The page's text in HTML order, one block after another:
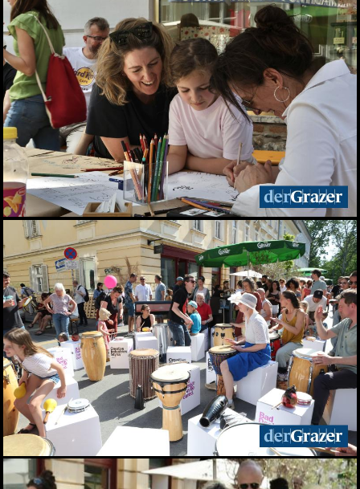
Fun while it lasted -
Augartenfest 2026 fiel ins
Wasser
20.06.2026
Sommercocktail der
Immobilienwirtschaft
2026
19.06.2026
Das vierte Grazer
Marktfest am Lendplatz
19.06.2026
Big Bottle Schaumwein-
Party im Rosengarten des
Parkhotels
08.06.2026
Der Sommer ist da! 28.
Wirtschaftsstammtisch
im San Pietro
02.06.2026
Bitte lächeln! Diese Gäste
durften wir beim 28.
Stammtisch begrüßen
02.06.2026
Elefantenrunde zur Grazer
Gemeinderatswahl 2026
01.06.2026
Fit im Job 2026 - der
steirische
Gesundheitspreis